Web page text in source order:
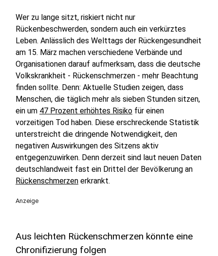
Wer zu lange sitzt, riskiert nicht nur
Rückenbeschwerden, sondern auch ein verkürztes
Leben. Anlässlich des Welttags der Rückengesundheit
am 15. März machen verschiedene Verbände und
Organisationen darauf aufmerksam, dass die deutsche
Volkskrankheit - Rückenschmerzen - mehr Beachtung
finden sollte. Denn: Aktuelle Studien zeigen, dass
Menschen, die täglich mehr als sieben Stunden sitzen,
ein um 47 Prozent erhöhtes Risiko für einen
vorzeitigen Tod haben. Diese erschreckende Statistik
unterstreicht die dringende Notwendigkeit, den
negativen Auswirkungen des Sitzens aktiv
entgegenzuwirken. Denn derzeit sind laut neuen Daten
deutschlandweit fast ein Drittel der Bevölkerung an
Rückenschmerzen erkrankt.
Anzeige
Aus leichten Rückenschmerzen könnte eine
Chronifizierung folgen